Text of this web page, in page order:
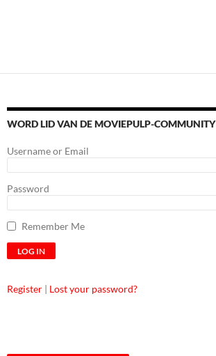
WORD LID VAN DE MOVIEPULP-COMMUNITY
Username or Email
Password
Remember Me
Register | Lost your password?